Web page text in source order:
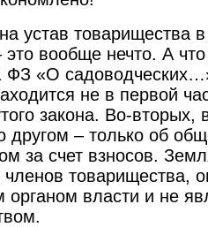
устав товарищества
это вообще нечто. А
ФЗ «О
не в первой
закона. Во-вторых,
другом – только об
за счет взносов.
членов товарищества,
органом власти и не